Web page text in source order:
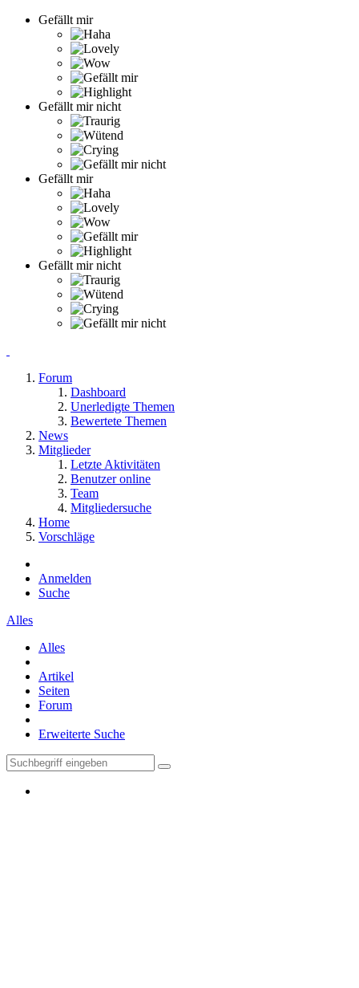
Gefällt mir
Gefällt mir nicht
Gefällt mir
Gefällt mir nicht
Forum
Dashboard
Unerledigte Themen
Bewertete Themen
News
Mitglieder
Letzte Aktivitäten
Benutzer online
Team
Mitgliedersuche
Home
Vorschläge
Anmelden
Suche
Alles
Alles
Artikel
Seiten
Forum
Erweiterte Suche